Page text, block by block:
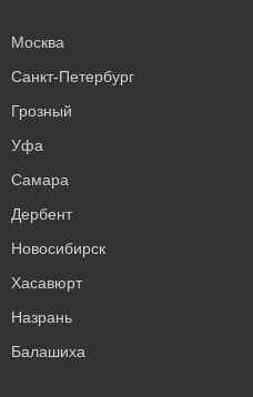
Москва
Санкт-Петербург
Грозный
Уфа
Самара
Дербент
Новосибирск
Хасавюрт
Назрань
Балашиха